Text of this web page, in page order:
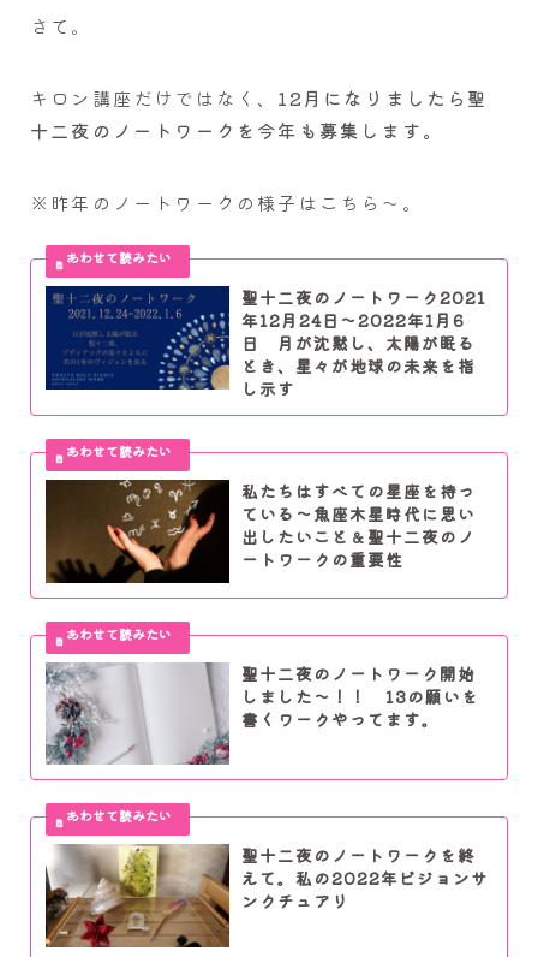
さて。
キロン講座だけではなく、 12月になりましたら聖
十二夜のノートワークを今年も募集します。
※昨年のノートワークの様子はこちら～。
聖十二夜のノートワーク2021
年12月24日～2022年1月6
日 月が沈黙し、太陽が眠る
とき、星々が地球の未来を指
し示す
私たちはすべての星座を持っ
ている～魚座木星時代に思い
出したいこと＆聖十二夜のノ
ートワークの重要性
聖十二夜のノートワーク開始
しました～！！ 13の願いを
書くワークやってます。
聖十二夜のノートワークを終
えて。私の2022年ビジョンサ
ンクチュアリ